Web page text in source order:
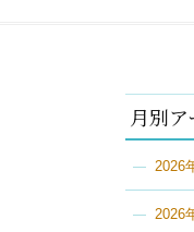
月別
2026
2026